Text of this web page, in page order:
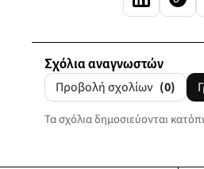
Σχόλια αναγνωστών
Προβολή σχολίων (0)
Τα σχόλια δημοσιεύονται